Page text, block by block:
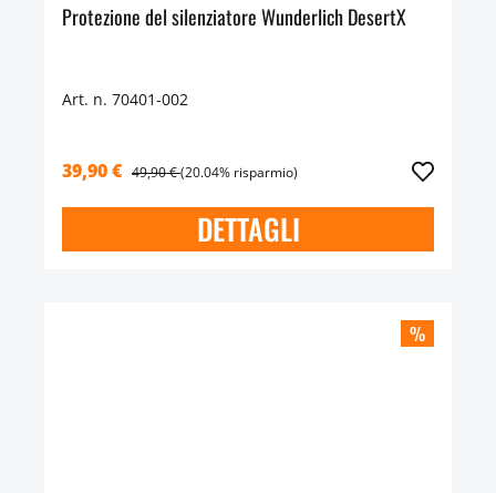
Protezione del silenziatore Wunderlich DesertX
Art. n. 70401-002
39,90 € 49,90 €(20.04% risparmio)
DETTAGLI
%